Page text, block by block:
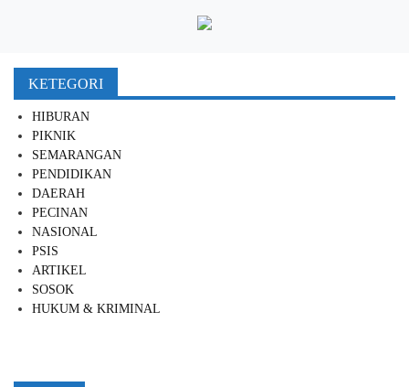
KETEGORI
HIBURAN
PIKNIK
SEMARANGAN
PENDIDIKAN
DAERAH
PECINAN
NASIONAL
PSIS
ARTIKEL
SOSOK
HUKUM & KRIMINAL